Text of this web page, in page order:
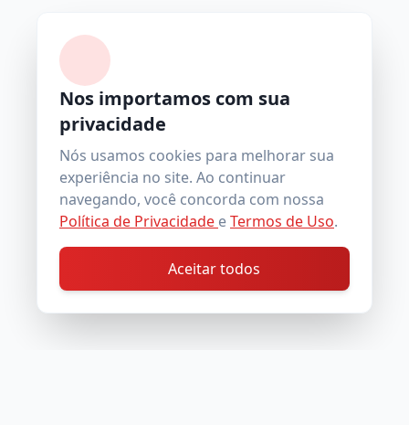
Nos importamos com sua
privacidade
Nós usamos cookies para melhorar sua
experiência no site. Ao continuar
navegando, você concorda com nossa
Política de Privacidade eTermos de Uso.
Aceitar todos